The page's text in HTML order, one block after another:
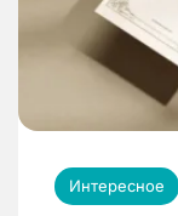
Интересное